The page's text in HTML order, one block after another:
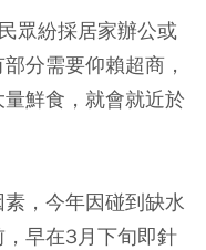
眾紛採居家辦公或
分需要仰賴超商，
鮮食，就會就近於
，今年因碰到缺水
早在3月下旬即針